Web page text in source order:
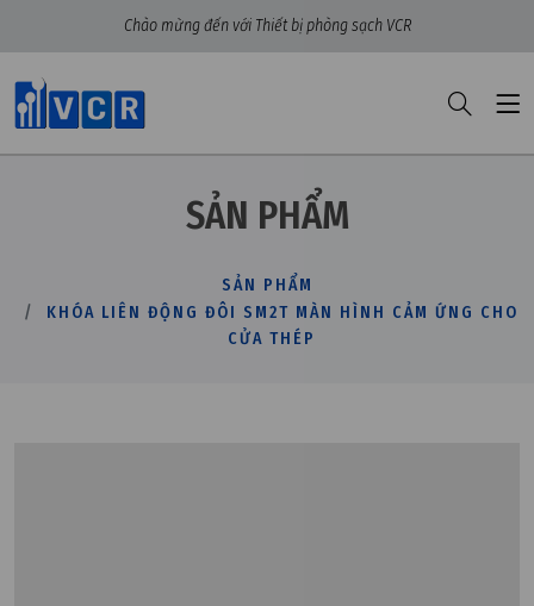
Chào mừng đến với Thiết bị phòng sạch VCR
SẢN PHẨM
SẢN PHẨM
KHÓA LIÊN ĐỘNG ĐÔI SM2T MÀN HÌNH CẢM ỨNG CHO
CỬA THÉP